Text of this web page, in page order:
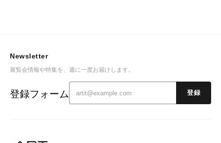
Newsletter
展覧会情報や特集を、週に一度お届けします。
登録フォーム 登録